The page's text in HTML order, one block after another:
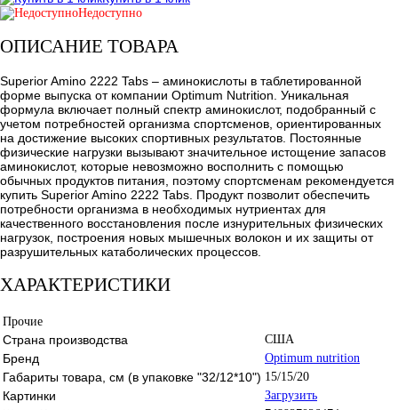
Недоступно
ОПИСАНИЕ ТОВАРА
Superior Amino 2222 Tabs – аминокислоты в таблетированной
форме выпуска от компании Optimum Nutrition. Уникальная
формула включает полный спектр аминокислот, подобранный с
учетом потребностей организма спортсменов, ориентированных
на достижение высоких спортивных результатов. Постоянные
физические нагрузки вызывают значительное истощение запасов
аминокислот, которые невозможно восполнить с помощью
обычных продуктов питания, поэтому спортсменам рекомендуется
купить Superior Amino 2222 Tabs. Продукт позволит обеспечить
потребности организма в необходимых нутриентах для
качественного восстановления после изнурительных физических
нагрузок, построения новых мышечных волокон и их защиты от
разрушительных катаболических процессов.
ХАРАКТЕРИСТИКИ
Прочие
Страна производства США
Бренд Optimum nutrition
Габариты товара, см (в упаковке "32/12*10") 15/15/20
Картинки Загрузить